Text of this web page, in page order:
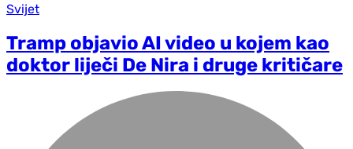
Svijet
Tramp objavio AI video u kojem kao
doktor liječi De Nira i druge kritičare